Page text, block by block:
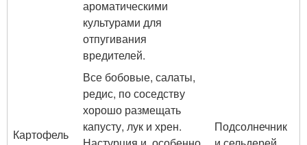
ароматическими
культурами для
отпугивания
вредителей.
Картофель
Все бобовые, салаты,
редис, по соседству
хорошо размещать
капусту, лук и хрен.
Подсолнечник